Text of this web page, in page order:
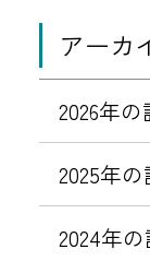
アーカ
2026年
2025年
2024年